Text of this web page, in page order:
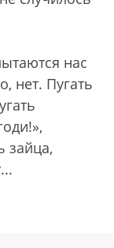
нас
нет. Пугать
зайца,